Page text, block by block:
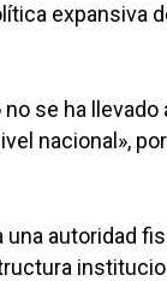
expansiva
se ha
nacional»,
una autoridad